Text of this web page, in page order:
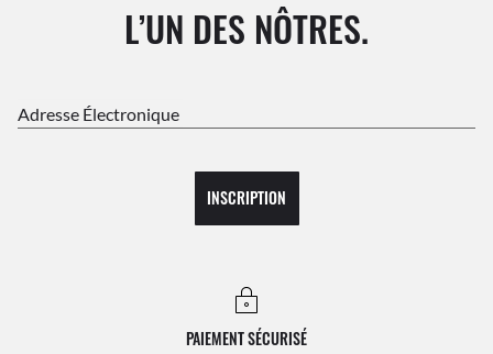
L’UN DES NÔTRES.
Adresse Électronique
INSCRIPTION
PAIEMENT SÉCURISÉ